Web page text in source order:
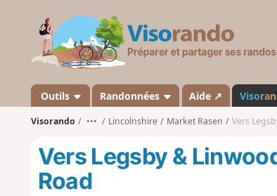
s
Outils Randonnées Aide ↗ Viso
Visorando ••• Lincolnshire Market Rasen Vers
Vers Legsby &
Road